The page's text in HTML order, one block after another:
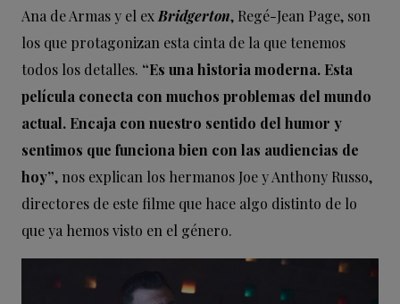
Ana de Armas y el exBridgerton, Regé-Jean Page, son
los que protagonizan esta cinta de la que tenemos
todos los detalles. “Es una historia moderna. Esta
película conecta con muchos problemas del mundo
actual. Encaja con nuestro sentido del humor y
sentimos que funciona bien con las audiencias de
hoy”, nos explican los hermanos Joe y Anthony Russo,
directores de este filme que hace algo distinto de lo
que ya hemos visto en el género.